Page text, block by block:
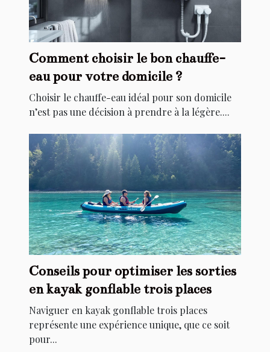
Comment choisir le bon chauffe-
eau pour votre domicile ?
Choisir le chauffe-eau idéal pour son domicile
n’est pas une décision à prendre à la légère....
Conseils pour optimiser les sorties
en kayak gonflable trois places
Naviguer en kayak gonflable trois places
représente une expérience unique, que ce soit
pour...